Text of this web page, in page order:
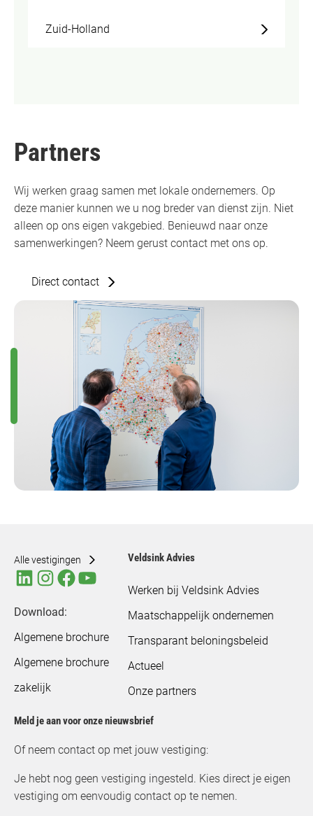
Zuid-Holland
Partners
Wij werken graag samen met lokale ondernemers. Op
deze manier kunnen we u nog breder van dienst zijn. Niet
alleen op ons eigen vakgebied. Benieuwd naar onze
samenwerkingen? Neem gerust contact met ons op.
Direct contact
Alle vestigingen
Download:
Algemene brochure
Algemene brochure
zakelijk
Veldsink Advies
Werken bij Veldsink Advies
Maatschappelijk ondernemen
Transparant beloningsbeleid
Actueel
Onze partners
Meld je aan voor onze nieuwsbrief
Of neem contact op met jouw vestiging:
Je hebt nog geen vestiging ingesteld. Kies direct je eigen
vestiging om eenvoudig contact op te nemen.